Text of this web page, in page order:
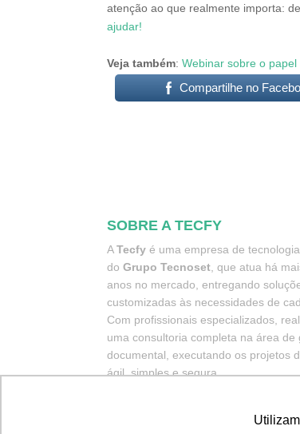
atenção ao que realmente importa:
ajudar!
Veja também:Webinar sobre o
Compartilhe no
SOBRE A TECFY
ATecfy é uma empresa de
doGrupo Tecnoset, que atua há
anos no mercado, entregando
customizadas às necessidades de
Com profissionais especializados,
uma consultoria completa na área de
documental, executando os projetos
ágil, simples e segura.